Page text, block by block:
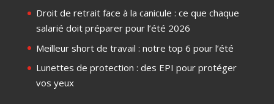
Droit de retrait face à la canicule : ce que chaque
salarié doit préparer pour l’été 2026
Meilleur short de travail : notre top 6 pour l’été
Lunettes de protection : des EPI pour protéger
vos yeux